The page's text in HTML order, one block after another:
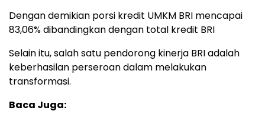
Dengan demikian porsi kredit UMKM BRI mencapai
83,06% dibandingkan dengan total kredit BRI
Selain itu, salah satu pendorong kinerja BRI adalah
keberhasilan perseroan dalam melakukan
transformasi.
Baca Juga: